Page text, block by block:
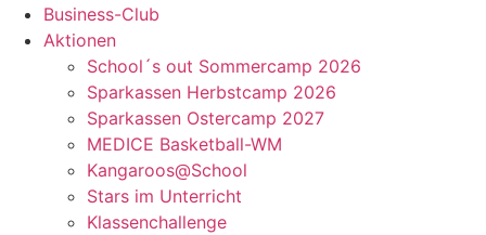
Business-Club
Aktionen
School´s out Sommercamp 2026
Sparkassen Herbstcamp 2026
Sparkassen Ostercamp 2027
MEDICE Basketball-WM
Kangaroos@School
Stars im Unterricht
Klassenchallenge